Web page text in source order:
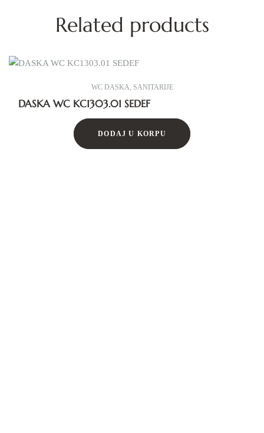
Related products
WC DASKA, SANITARIJE
DASKA WC KC1303.01 SEDEF
DODAJ U KORPU